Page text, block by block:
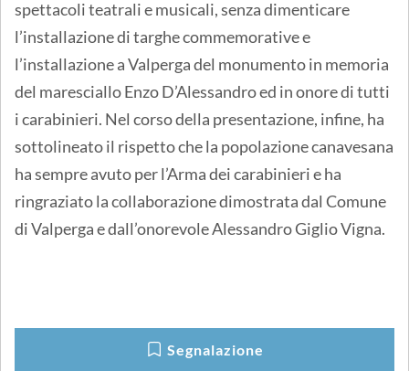
spettacoli teatrali e musicali, senza dimenticare
l’installazione di targhe commemorative e
l’installazione a Valperga del monumento in memoria
del maresciallo Enzo D’Alessandro ed in onore di tutti
i carabinieri. Nel corso della presentazione, infine, ha
sottolineato il rispetto che la popolazione canavesana
ha sempre avuto per l’Arma dei carabinieri e ha
ringraziato la collaborazione dimostrata dal Comune
di Valperga e dall’onorevole Alessandro Giglio Vigna.
Segnalazione